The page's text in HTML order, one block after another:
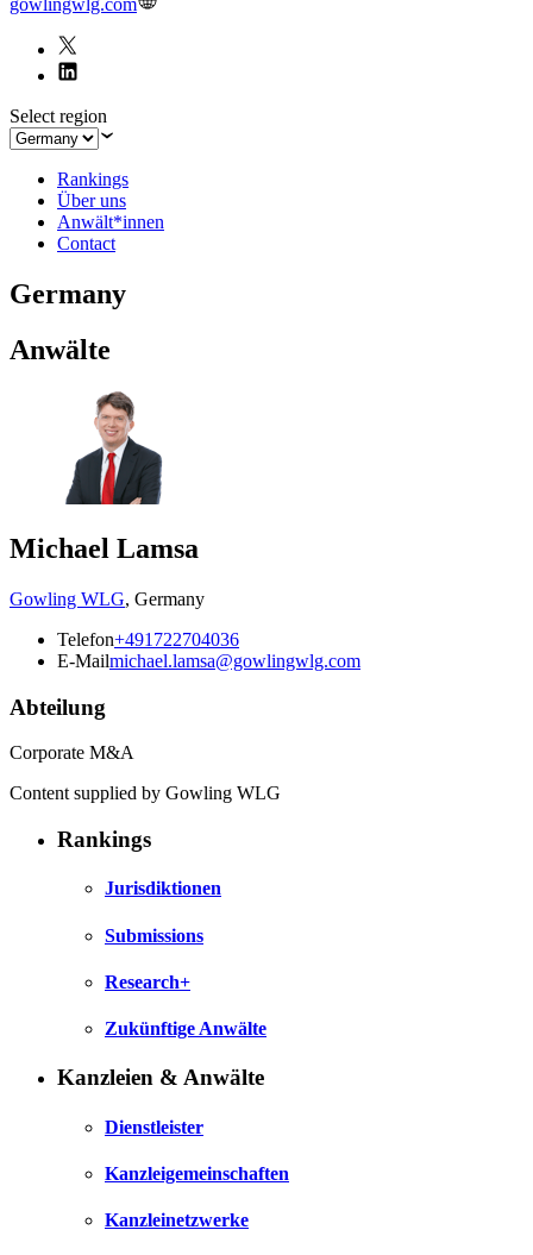
gowlingwlg.com
Select region
Rankings
Über uns
Anwält*innen
Contact
Germany
Anwälte
Michael Lamsa
Gowling WLG, Germany
Telefon+491722704036
E-Mailmichael.lamsa@gowlingwlg.com
Abteilung
Corporate M&A
Content supplied by Gowling WLG
Rankings
Jurisdiktionen
Submissions
Research+
Zukünftige Anwälte
Kanzleien & Anwälte
Dienstleister
Kanzleigemeinschaften
Kanzleinetzwerke